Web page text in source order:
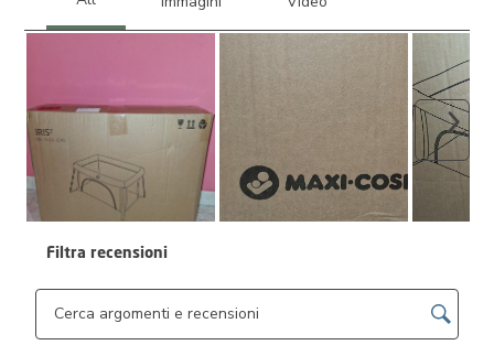
Filtra recensioni
Cerca argomenti e ricerca delle recensioni